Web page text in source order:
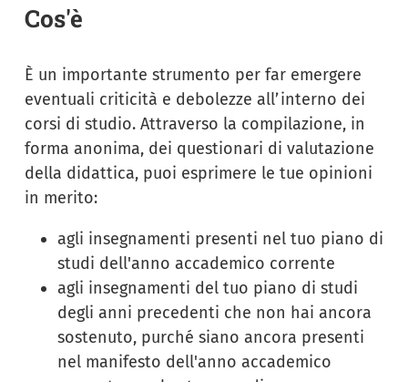
Cos'è
È un importante strumento per far emergere
eventuali criticità e debolezze all’interno dei
corsi di studio. Attraverso la compilazione, in
forma anonima, dei questionari di valutazione
della didattica, puoi esprimere le tue opinioni
in merito:
agli insegnamenti presenti nel tuo piano di
studi dell'anno accademico corrente
agli insegnamenti del tuo piano di studi
degli anni precedenti che non hai ancora
sostenuto, purché siano ancora presenti
nel manifesto dell'anno accademico